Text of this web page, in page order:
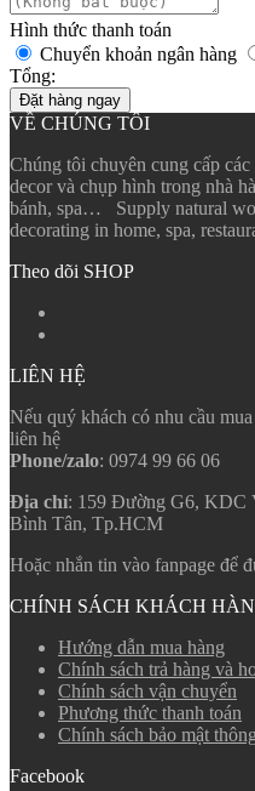
Hình thức thanh toán
Chuyển khoản ngân hàng
Tổng:
Đặt hàng ngay
VỀ CHÚNG TÔI
Chúng tôi chuyên cung cấp
decor và chụp hình trong nhà
bánh, spa… Supply natural
decorating in home, spa,
Theo dõi SHOP
LIÊN HỆ
Nếu quý khách có nhu cầu
liên hệ
Phone/zalo: 0974 99 66 06
Địa chỉ: 159 Đường G6, KDC
Bình Tân, Tp.HCM
Hoặc nhắn tin vào fanpage để
CHÍNH SÁCH KHÁCH
Hướng dẫn mua hàng
Chính sách trả hàng và
Chính sách vận chuyển
Phương thức thanh toán
Chính sách bảo mật
Facebook